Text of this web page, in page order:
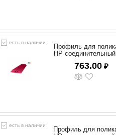
есть в наличии
Профиль для
HP
763.00 ₽
есть в наличии
Профиль для